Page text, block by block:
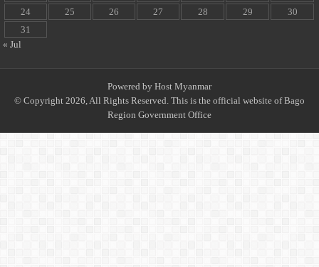
24
25 26 27 28 29
30
31
« Jul
Powered by Host Myanmar
© Copyright 2026, All Rights Reserved. This is the official website of Bago
Region Government Office